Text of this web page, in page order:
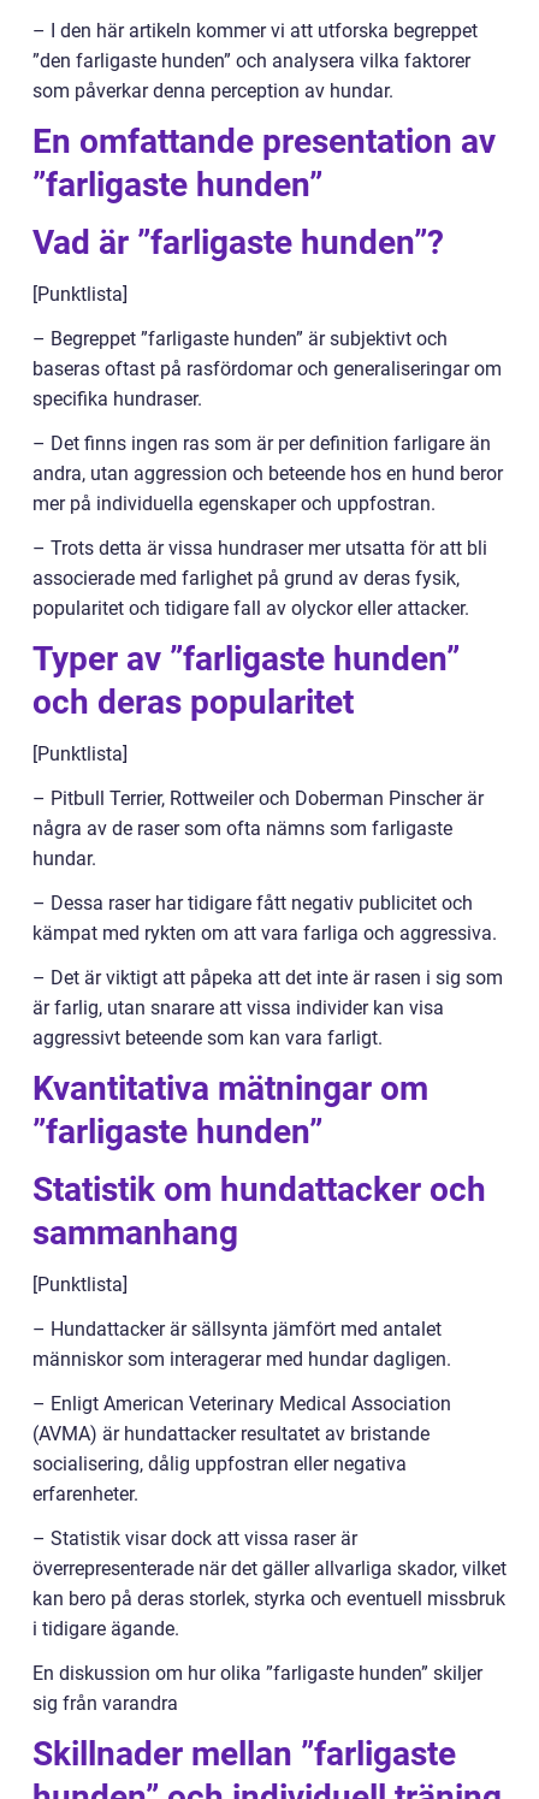
– I den här artikeln kommer vi att utforska begreppet
”den farligaste hunden” och analysera vilka faktorer
som påverkar denna perception av hundar.
En omfattande presentation av
”farligaste hunden”
Vad är ”farligaste hunden”?
[Punktlista]
– Begreppet ”farligaste hunden” är subjektivt och
baseras oftast på rasfördomar och generaliseringar om
specifika hundraser.
– Det finns ingen ras som är per definition farligare än
andra, utan aggression och beteende hos en hund beror
mer på individuella egenskaper och uppfostran.
– Trots detta är vissa hundraser mer utsatta för att bli
associerade med farlighet på grund av deras fysik,
popularitet och tidigare fall av olyckor eller attacker.
Typer av ”farligaste hunden”
och deras popularitet
[Punktlista]
– Pitbull Terrier, Rottweiler och Doberman Pinscher är
några av de raser som ofta nämns som farligaste
hundar.
– Dessa raser har tidigare fått negativ publicitet och
kämpat med rykten om att vara farliga och aggressiva.
– Det är viktigt att påpeka att det inte är rasen i sig som
är farlig, utan snarare att vissa individer kan visa
aggressivt beteende som kan vara farligt.
Kvantitativa mätningar om
”farligaste hunden”
Statistik om hundattacker och
sammanhang
[Punktlista]
– Hundattacker är sällsynta jämfört med antalet
människor som interagerar med hundar dagligen.
– Enligt American Veterinary Medical Association
(AVMA) är hundattacker resultatet av bristande
socialisering, dålig uppfostran eller negativa
erfarenheter.
– Statistik visar dock att vissa raser är
överrepresenterade när det gäller allvarliga skador, vilket
kan bero på deras storlek, styrka och eventuell missbruk
i tidigare ägande.
En diskussion om hur olika ”farligaste hunden” skiljer
sig från varandra
Skillnader mellan ”farligaste